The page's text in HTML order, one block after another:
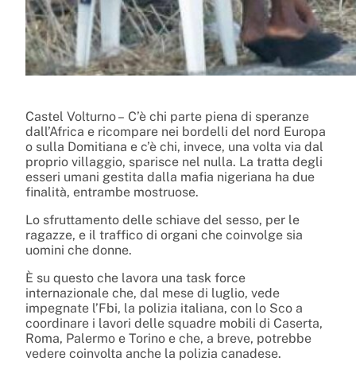
Castel Volturno – C’è chi parte piena di speranze
dall’Africa e ricompare nei bordelli del nord Europa
o sulla Domitiana e c’è chi, invece, una volta via dal
proprio villaggio, sparisce nel nulla. La tratta degli
esseri umani gestita dalla mafia nigeriana ha due
finalità, entrambe mostruose.
Lo sfruttamento delle schiave del sesso, per le
ragazze, e il traffico di organi che coinvolge sia
uomini che donne.
È su questo che lavora una task force
internazionale che, dal mese di luglio, vede
impegnate l’Fbi, la polizia italiana, con lo Sco a
coordinare i lavori delle squadre mobili di Caserta,
Roma, Palermo e Torino e che, a breve, potrebbe
vedere coinvolta anche la polizia canadese.